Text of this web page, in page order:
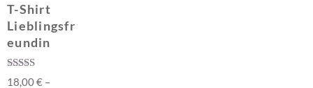
T-Shirt
Lieblingsfr
eundin
Bewertet mit
18,00€ –